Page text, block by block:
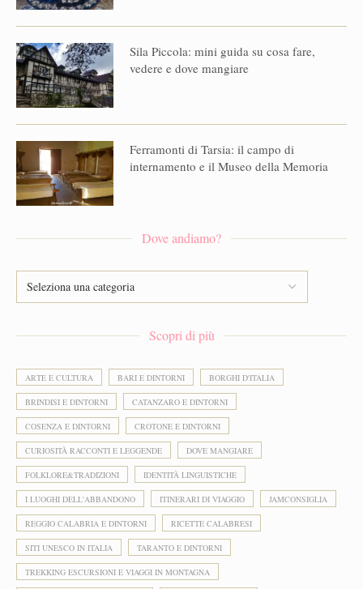
Sila Piccola: mini guida su cosa fare,
vedere e dove mangiare
Ferramonti di Tarsia: il campo di
internamento e il Museo della Memoria
Dove andiamo?
Scopri di più
ARTE E CULTURA BARI E DINTORNI BORGHI D'ITALIA
BRINDISI E DINTORNI CATANZARO E DINTORNI
COSENZA E DINTORNI CROTONE E DINTORNI
CURIOSITÀ RACCONTI E LEGGENDE DOVE MANGIARE
FOLKLORE&TRADIZIONI IDENTITÀ LINGUISTICHE
I LUOGHI DELL'ABBANDONO ITINERARI DI VIAGGIO JAMCONSIGLIA
REGGIO CALABRIA E DINTORNI RICETTE CALABRESI
SITI UNESCO IN ITALIA TARANTO E DINTORNI
TREKKING ESCURSIONI E VIAGGI IN MONTAGNA